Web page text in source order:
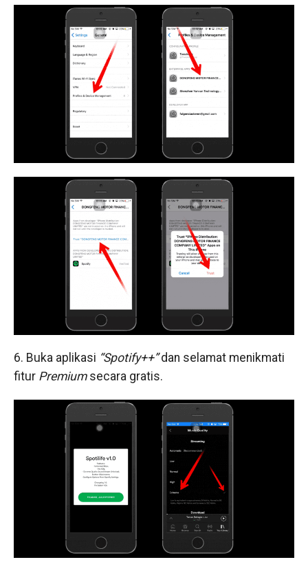
6. Buka aplikasi “Spotify++”dan selamat menikmati
fitur Premium secara gratis.